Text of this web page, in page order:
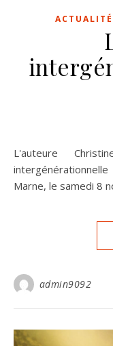
L'auteure Christine Barsi, lors de la dictée
Marne, le samedi 8
admin9092